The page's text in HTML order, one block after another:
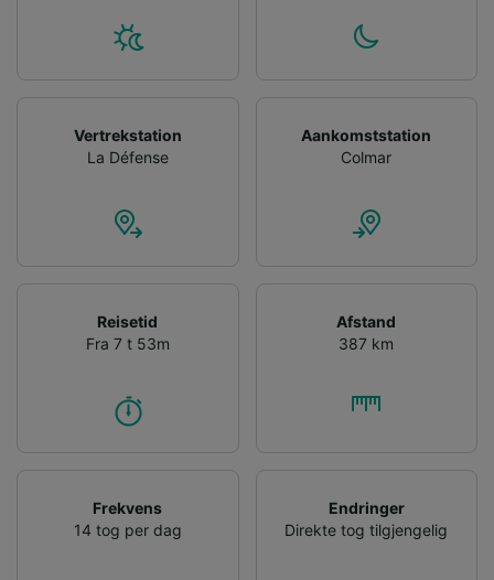
Vertrekstation
La Défense
Aankomststation
Colmar
Reisetid
Fra 7 t 53m
Afstand
387 km
Frekvens
14 tog per dag
Endringer
Direkte tog tilgjengelig